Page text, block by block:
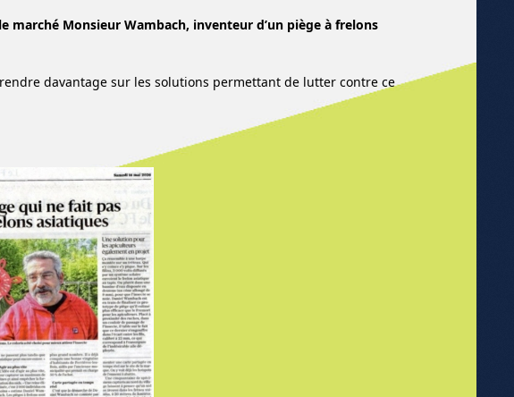
marché Monsieur Wambach, inventeur d’un piège à frelons
davantage sur les solutions permettant de lutter contre ce